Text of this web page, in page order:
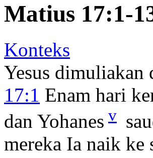
Matius 17:1-
Konteks
Yesus dimuliakan
17:1 Enam hari
dan Yohanes v
mereka Ia naik